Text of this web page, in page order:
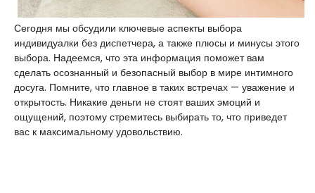
Сегодня мы обсудили ключевые аспекты выбора
индивидуалки без диспетчера, а также плюсы и минусы этого
выбора. Надеемся, что эта информация поможет вам
сделать осознанный и безопасный выбор в мире интимного
досуга. Помните, что главное в таких встречах — уважение и
открытость. Никакие деньги не стоят ваших эмоций и
ощущений, поэтому стремитесь выбирать то, что приведет
вас к максимальному удовольствию.